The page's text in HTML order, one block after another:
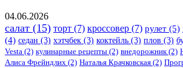
04.06.2026
салат (15) торт (7) кроссовер (7) рулет (5)
(4) седан (3) хэтчбек (3) коктейль (3) плов (3)
Vesta (2) кулинарные рецепты (2) внедорожник(2)
Алиса Фрейндлих (2) Наталья Крачковская (2)